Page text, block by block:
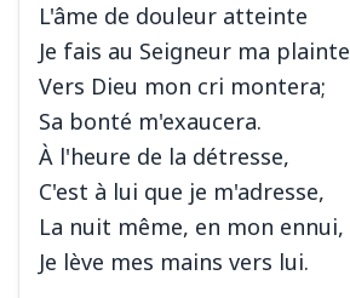
L'âme de douleur atteinte
Je fais au Seigneur ma
Vers Dieu mon cri montera;
Sa bonté m'exaucera.
À l'heure de la détresse,
C'est à lui que je m'adresse,
La nuit même, en mon ennui,
Je lève mes mains vers lui.